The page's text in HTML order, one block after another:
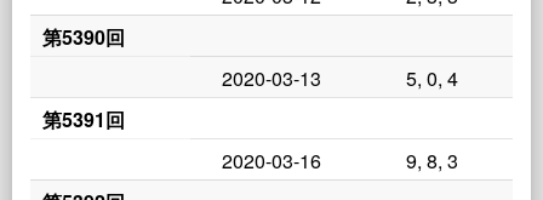
第5390回
2020-03-13
5, 0, 4
第5391回
2020-03-16
9, 8, 3